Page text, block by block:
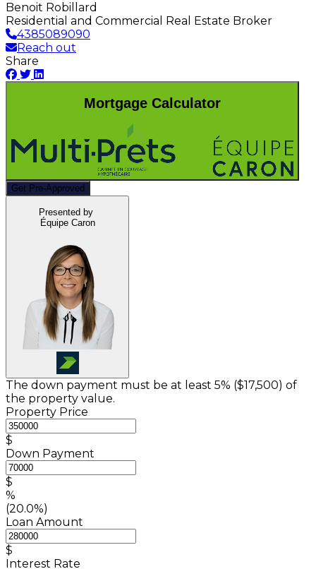
Benoit Robillard
Residential and Commercial Real Estate Broker
4385089090
Reach out
Share
Mortgage Calculator
Get Pre-Approved
Presented by
Équipe Caron
The down payment must be at least 5% ($17,500) of
the property value.
Property Price
$
Down Payment
$
%
(20.0%)
Loan Amount
$
Interest Rate